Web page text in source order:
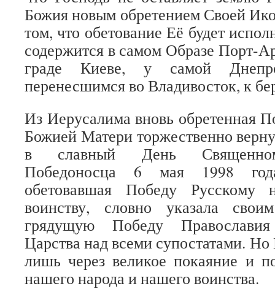
Божия новым обретением Своей
том, что обетование Её будет
содержится в самом Образе Порт-
граде Киеве, у самой
перенесшимся во Владивосток, к
Из Иерусалима вновь обретенная
Божией Матери торжественно
в славный День
Победоносца 6 мая 1998
обетовавшая Победу Русскому
воинству, словно указала
грядущую Победу
Царства над всеми супостатами.
лишь через великое покаяние и
нашего народа и нашего воинства.